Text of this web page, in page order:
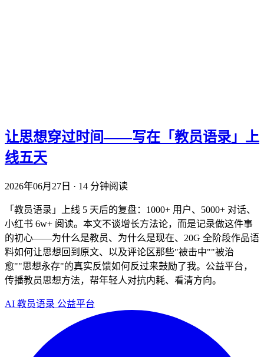
让思想穿过时间——写在「教员语录」上
线五天
2026年06月27日 · 14 分钟阅读
「教员语录」上线 5 天后的复盘：1000+ 用户、5000+ 对话、
小红书 6w+ 阅读。本文不谈增长方法论，而是记录做这件事
的初心——为什么是教员、为什么是现在、20G 全阶段作品语
料如何让思想回到原文、以及评论区那些"被击中""被治
愈""思想永存"的真实反馈如何反过来鼓励了我。公益平台，
传播教员思想方法，帮年轻人对抗内耗、看清方向。
AI 教员语录 公益平台